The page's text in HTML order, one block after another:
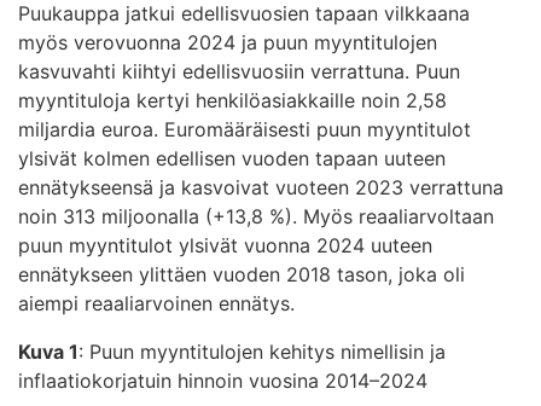
Puukauppa jatkui edellisvuosien tapaan vilkkaana
myös verovuonna 2024 ja puun myyntitulojen
kasvuvahti kiihtyi edellisvuosiin verrattuna. Puun
myyntituloja kertyi henkilöasiakkaille noin 2,58
miljardia euroa. Euromääräisesti puun myyntitulot
ylsivät kolmen edellisen vuoden tapaan uuteen
ennätykseensä ja kasvoivat vuoteen 2023 verrattuna
noin 313 miljoonalla (+13,8 %). Myös reaaliarvoltaan
puun myyntitulot ylsivät vuonna 2024 uuteen
ennätykseen ylittäen vuoden 2018 tason, joka oli
aiempi reaaliarvoinen ennätys.
Kuva 1: Puun myyntitulojen kehitys nimellisin ja
inflaatiokorjatuin hinnoin vuosina 2014–2024